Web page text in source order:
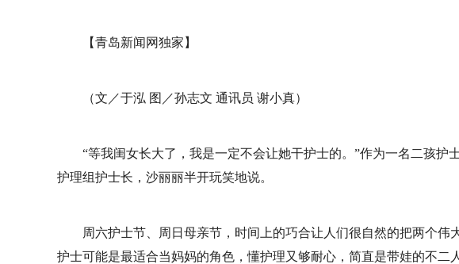
【青岛新闻网独家】
（文／于泓 图／孙志文 通讯员 谢小真）
“等我闺女长大了，我是一定不会让她干护士的。”作为一名二孩护
护理组护士长，沙丽丽半开玩笑地说。
周六护士节、周日母亲节，时间上的巧合让人们很自然的把两个伟
护士可能是最适合当妈妈的角色，懂护理又够耐心，简直是带娃的不二